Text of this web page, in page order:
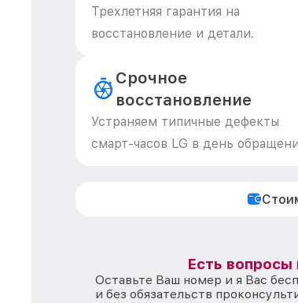
Трехлетняя гарантия на
восстановление и детали.
Срочное
восстановление
Устраняем типичные дефекты
смарт-часов LG в день
Есть вопросы
Оставьте Ваш номер и я Вас
и без обязательств